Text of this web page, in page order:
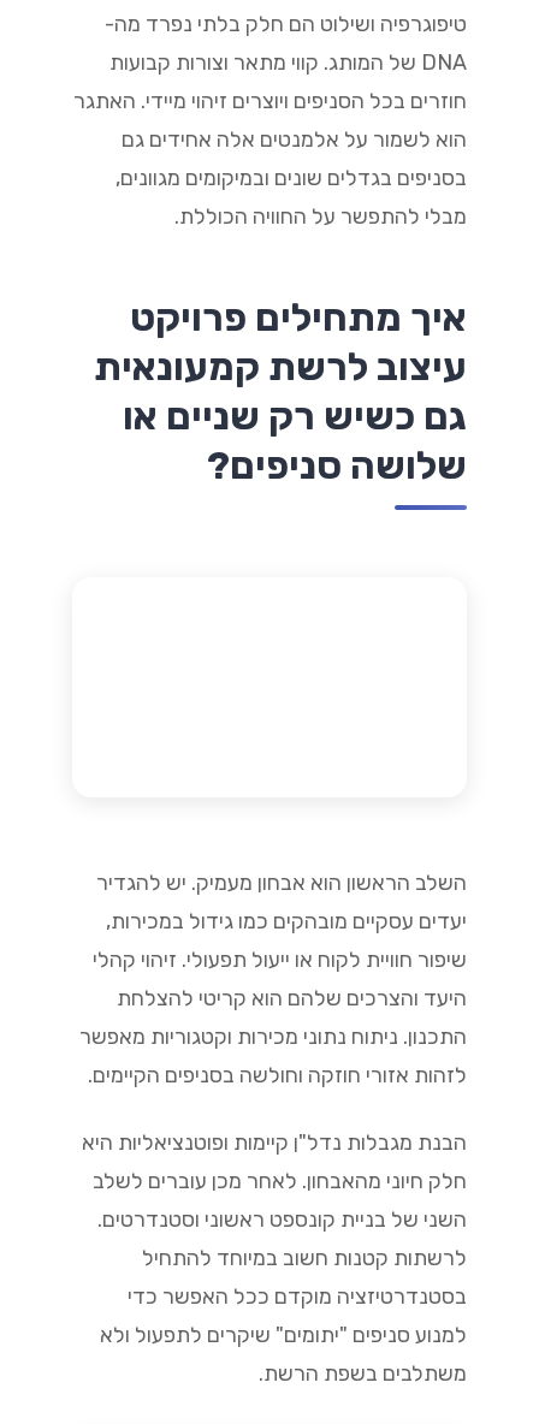
טיפוגרפיה ושילוט הם חלק בלתי נפרד מה-
DNA של המותג. קווי מתאר וצורות קבועות
חוזרים בכל הסניפים ויוצרים זיהוי מיידי. האתגר
הוא לשמור על אלמנטים אלה אחידים גם
בסניפים בגדלים שונים ובמיקומים מגוונים,
מבלי להתפשר על החוויה הכוללת.
איך מתחילים פרויקט
עיצוב לרשת קמעונאית
גם כשיש רק שניים או
שלושה סניפים?
השלב הראשון הוא אבחון מעמיק. יש להגדיר
יעדים עסקיים מובהקים כמו גידול במכירות,
שיפור חוויית לקוח או ייעול תפעולי. זיהוי קהלי
היעד והצרכים שלהם הוא קריטי להצלחת
התכנון. ניתוח נתוני מכירות וקטגוריות מאפשר
לזהות אזורי חוזקה וחולשה בסניפים הקיימים.
הבנת מגבלות נדל"ן קיימות ופוטנציאליות היא
חלק חיוני מהאבחון. לאחר מכן עוברים לשלב
השני של בניית קונספט ראשוני וסטנדרטים.
לרשתות קטנות חשוב במיוחד להתחיל
בסטנדרטיזציה מוקדם ככל האפשר כדי
למנוע סניפים "יתומים" שיקרים לתפעול ולא
משתלבים בשפת הרשת.